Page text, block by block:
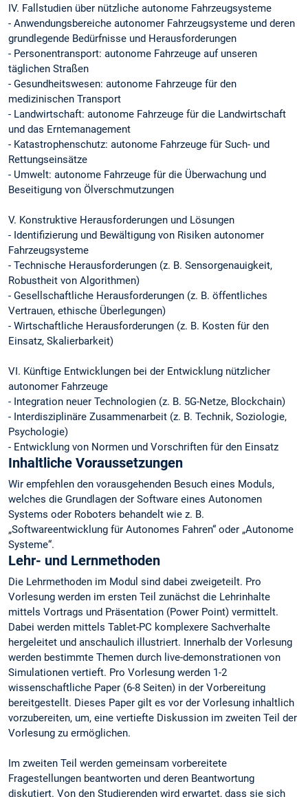
IV. Fallstudien über nützliche autonome Fahrzeugsysteme
- Anwendungsbereiche autonomer Fahrzeugsysteme und deren
grundlegende Bedürfnisse und Herausforderungen
- Personentransport: autonome Fahrzeuge auf unseren
täglichen Straßen
- Gesundheitswesen: autonome Fahrzeuge für den
medizinischen Transport
- Landwirtschaft: autonome Fahrzeuge für die Landwirtschaft
und das Erntemanagement
- Katastrophenschutz: autonome Fahrzeuge für Such- und
Rettungseinsätze
- Umwelt: autonome Fahrzeuge für die Überwachung und
Beseitigung von Ölverschmutzungen
V. Konstruktive Herausforderungen und Lösungen
- Identifizierung und Bewältigung von Risiken autonomer
Fahrzeugsysteme
- Technische Herausforderungen (z. B. Sensorgenauigkeit,
Robustheit von Algorithmen)
- Gesellschaftliche Herausforderungen (z. B. öffentliches
Vertrauen, ethische Überlegungen)
- Wirtschaftliche Herausforderungen (z. B. Kosten für den
Einsatz, Skalierbarkeit)
VI. Künftige Entwicklungen bei der Entwicklung nützlicher
autonomer Fahrzeuge
- Integration neuer Technologien (z. B. 5G-Netze, Blockchain)
- Interdisziplinäre Zusammenarbeit (z. B. Technik, Soziologie,
Psychologie)
- Entwicklung von Normen und Vorschriften für den Einsatz
Inhaltliche Voraussetzungen
Wir empfehlen den vorausgehenden Besuch eines Moduls,
welches die Grundlagen der Software eines Autonomen
Systems oder Roboters behandelt wie z. B.
„Softwareentwicklung für Autonomes Fahren“ oder „Autonome
Systeme“.
Lehr- und Lernmethoden
Die Lehrmethoden im Modul sind dabei zweigeteilt. Pro
Vorlesung werden im ersten Teil zunächst die Lehrinhalte
mittels Vortrags und Präsentation (Power Point) vermittelt.
Dabei werden mittels Tablet-PC komplexere Sachverhalte
hergeleitet und anschaulich illustriert. Innerhalb der Vorlesung
werden bestimmte Themen durch live-demonstrationen von
Simulationen vertieft. Pro Vorlesung werden 1-2
wissenschaftliche Paper (6-8 Seiten) in der Vorbereitung
bereitgestellt. Dieses Paper gilt es vor der Vorlesung inhaltlich
vorzubereiten, um, eine vertiefte Diskussion im zweiten Teil der
Vorlesung zu ermöglichen.
Im zweiten Teil werden gemeinsam vorbereitete
Fragestellungen beantworten und deren Beantwortung
diskutiert. Von den Studierenden wird erwartet, dass sie sich